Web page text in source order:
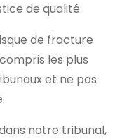
de qualité.
de fracture
les plus
et ne pas
notre tribunal,